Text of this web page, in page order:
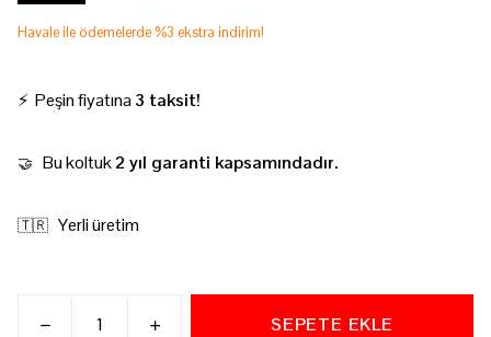
Havale ile ödemelerde %3 ekstra indirim!
⚡ Peşin fiyatına 3 taksit!
🤝 Bu koltuk2 yıl garanti kapsamındadır.
🇹🇷 Yerli üretim
SEPETE EKLE